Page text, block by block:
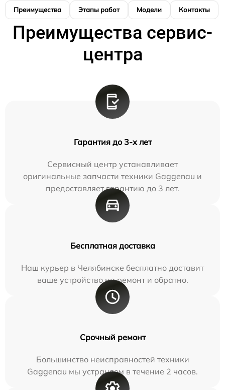
Преимущества Этапы работ Модели Контакты
Преимущества сервис-
центра
Гарантия до 3-х лет
Сервисный центр устанавливает
оригинальные запчасти техники Gaggenau и
предоставляет гарантию до 3 лет.
Бесплатная доставка
Наш курьер в Челябинске бесплатно доставит
ваше устройство на ремонт и обратно.
Срочный ремонт
Большинство неисправностей техники
Gaggenau мы устраняем в течение 2 часов.